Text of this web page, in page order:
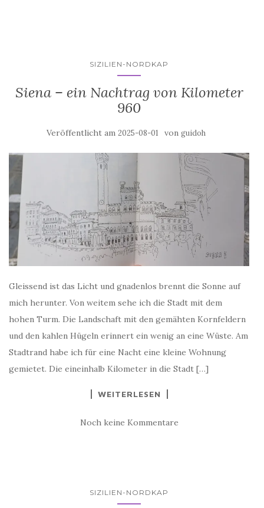
SIZILIEN-NORDKAP
Siena – ein Nachtrag von Kilometer
960
Veröffentlicht am 2025-08-01 von guidoh
Gleissend ist das Licht und gnadenlos brennt die Sonne auf
mich herunter. Von weitem sehe ich die Stadt mit dem
hohen Turm. Die Landschaft mit den gemähten Kornfeldern
und den kahlen Hügeln erinnert ein wenig an eine Wüste. Am
Stadtrand habe ich für eine Nacht eine kleine Wohnung
gemietet. Die eineinhalb Kilometer in die Stadt […]
WEITERLESEN
Noch keine Kommentare
SIZILIEN-NORDKAP